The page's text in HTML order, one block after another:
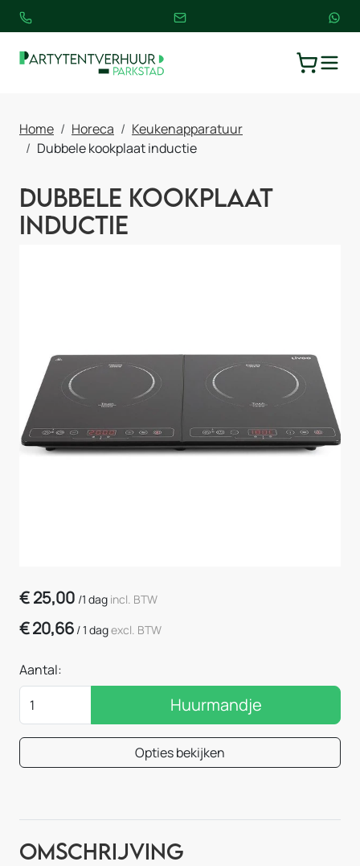
Home Horeca
Keukenapparatuur
Dubbele kookplaat inductie
Dubbele kookplaat
inductie
€25,00 /1 dag incl. BTW
€20,66 /1 dagexcl. BTW
Aantal:
Huurmandje
Opties bekijken
Omschrijving